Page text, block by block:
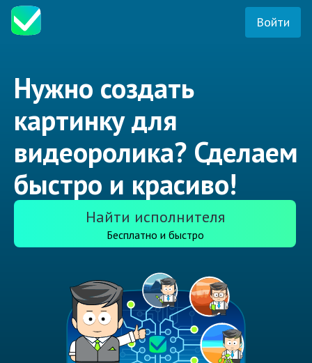
Войти
Нужно создать
картинку для
видеоролика? Сделаем
быстро и красиво!
Найти исполнителя
Бесплатно и быстро